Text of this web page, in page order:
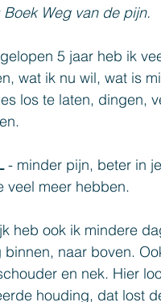
Boek Weg van de pijn.
5 jaar heb ik
wat ik nu wil, wat is
los te laten, dingen,
- minder pijn, beter in
veel meer hebben.
heb ook ik mindere
binnen, naar boven.
en nek. Hier
houding, dat lost